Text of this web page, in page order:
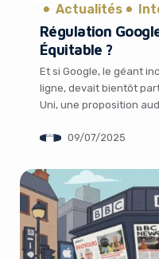
Actualités
Régulation
Équitable ?
Et si Google, le géant
ligne, devait bientôt
Uni, une proposition
manière dont nous
via Google au
09/07/2025
Yes, I will